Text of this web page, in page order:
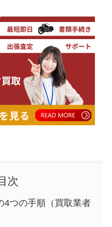
次
4つの手順（買取業者